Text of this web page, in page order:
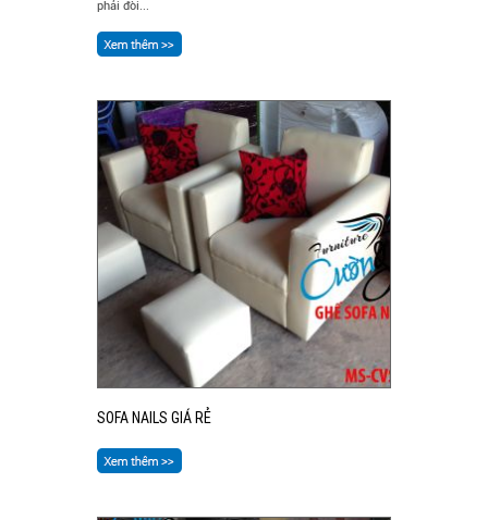
phải đòi...
SOFA NAILS GIÁ RẺ